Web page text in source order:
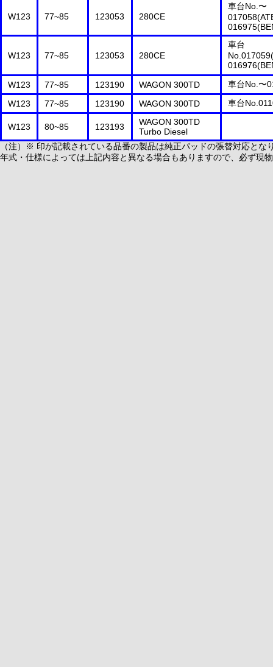
W123 77~85 123053 280CE
車台No.〜
W123 77~85 123053 280CE
車台
W123
77~85 123190 WAGON 300TD
車台No.〜
W123
77~85 123190 WAGON 300TD 車台
W123 80~85 123193
WAGON 300TD
Turbo Diesel
（注）※ 印が記載されている品番の製品は純正パッドの張替対応とな
年式・仕様によっては上記内容と異なる場合もありますので、必ず現